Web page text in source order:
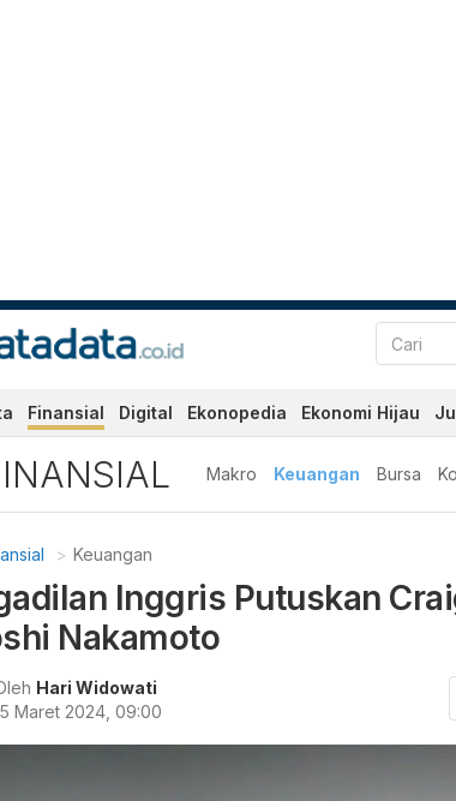
Finansial Digital Ekonopedia Ekonomi Hijau
Makro Keuangan Bursa
Keuangan
Inggris Putuskan
Nakamoto
Hari Widowati
Maret 2024, 09:00